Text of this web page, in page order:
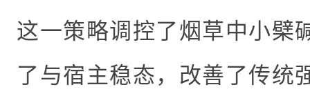
这一策略调控了烟草中小檗
了与宿主稳态，改善了传统